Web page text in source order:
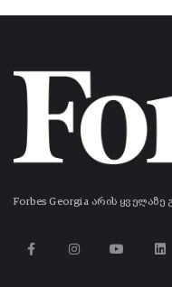
Forbes Georgia არის